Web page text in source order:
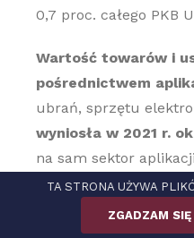
0,7 proc. całego PKB
Wartość towarów i
pośrednictwem
ubrań, sprzętu
wyniosła w 2021 r.
na sam sektor
EUR. Pozostała
sprzedawców
możliwość dotarcia
TA STRONA UŻYWA
ZGADZAM SIĘ